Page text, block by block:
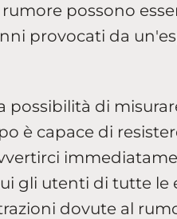
possono
provocati da
possibilità di
è capace di
gli utenti di tutte le
dovute al